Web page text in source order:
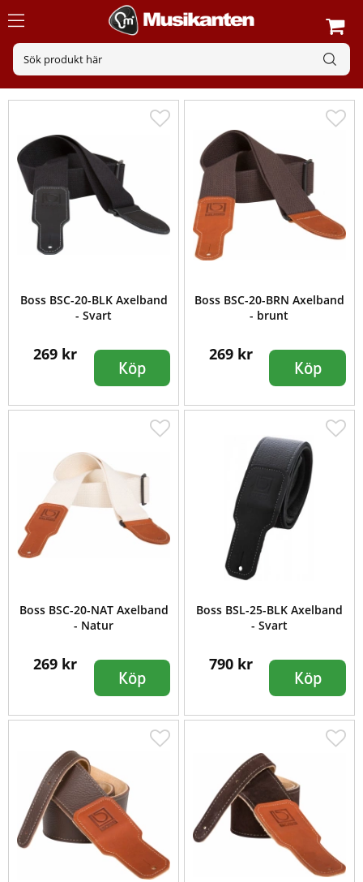
Boss BSC-20-BLK Axelband
- Svart
269 kr
Köp
Boss BSC-20-BRN Axelband
- brunt
269 kr
Köp
Boss BSC-20-NAT Axelband
- Natur
269 kr
Köp
Boss BSL-25-BLK Axelband
- Svart
790 kr
Köp